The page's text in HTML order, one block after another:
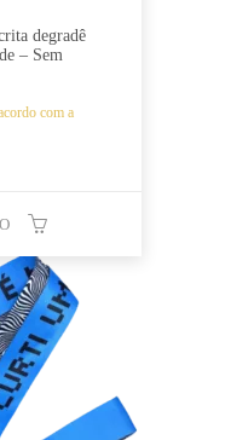
degradê
– Sem
com a